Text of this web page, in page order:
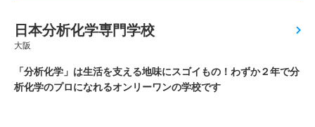
日本分析化学専門学校
大阪
「分析化学」は生活を支える地味にスゴイもの！わずか２年で分
析化学のプロになれるオンリーワンの学校です